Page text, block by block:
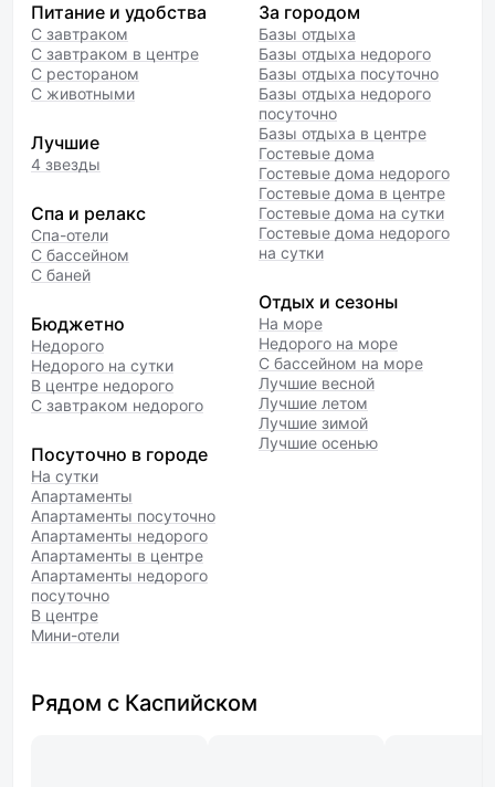
Питание и удобства
С завтраком
С завтраком в центре
С рестораном
С животными
Лучшие
4 звезды
Спа и релакс
Спа-отели
С бассейном
С баней
Бюджетно
Недорого
Недорого на сутки
В центре недорого
С завтраком недорого
Посуточно в городе
На сутки
Апартаменты
Апартаменты посуточно
Апартаменты недорого
Апартаменты в центре
Апартаменты недорого
посуточно
В центре
Мини-отели
За городом
Базы отдыха
Базы отдыха недорого
Базы отдыха посуточно
Базы отдыха недорого
посуточно
Базы отдыха в центре
Гостевые дома
Гостевые дома недорого
Гостевые дома в центре
Гостевые дома на сутки
Гостевые дома недорого
на сутки
Отдых и сезоны
На море
Недорого на море
С бассейном на море
Лучшие весной
Лучшие летом
Лучшие зимой
Лучшие осенью
Рядом с Каспийском